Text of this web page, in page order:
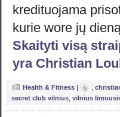
kredituojama
kurie wore jų
Skaityti visą
yra Christian
Health & Fitness |
secret club vilnius vilnius